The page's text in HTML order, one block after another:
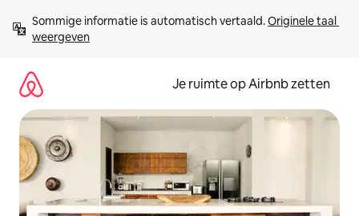
direct
naar
Sommige informatie is automatisch vertaald. Originele taal
weergeven
Je ruimte op Airbnb zetten